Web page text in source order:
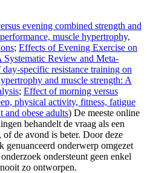
evening combined strength and
muscle hypertrophy,
; Effects of Evening Exercise on
Systematic Review and Meta-
specific resistance training on
and muscle strength: A
; Effect of morning versus
physical activity, fitness, fatigue
obese adults) De meeste online
behandelt de vraag als een
de avond is beter. Door deze
onderwerp omgezet
ondersteunt geen enkel
zo ontworpen.